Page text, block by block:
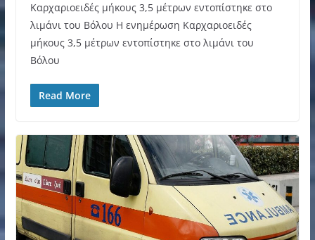
Καρχαριοειδές μήκους 3,5 μέτρων εντοπίστηκε στο
λιμάνι του Βόλου Η ενημέρωση Καρχαριοειδές
μήκους 3,5 μέτρων εντοπίστηκε στο λιμάνι του
Βόλου
Read More